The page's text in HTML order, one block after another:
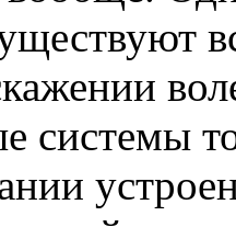
системы